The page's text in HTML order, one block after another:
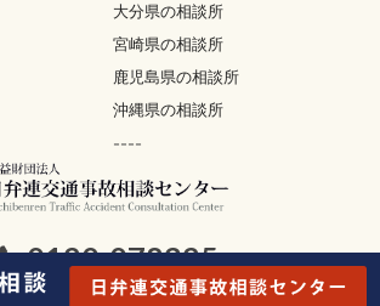
大分県の相談所
宮崎県の相談所
鹿児島県の相談所
沖縄県の相談所
----
0120-078325
無料電話相談 平日 10:00〜19:00